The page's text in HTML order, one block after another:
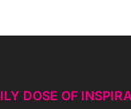
DOSE OF